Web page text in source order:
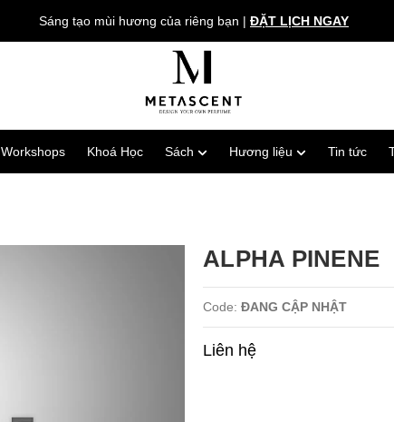
Sáng tạo mùi hương của riêng bạn | ĐẶT LỊCH NGAY
Workshops Khoá Học Sách Hương liệu Tin tức
ALPHA PINENE
Code: ĐANG CẬP NHẬT
Liên hệ